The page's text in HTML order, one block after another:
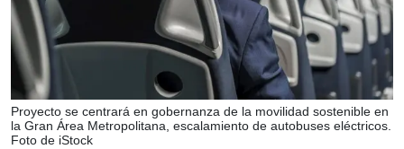
Proyecto se centrará en gobernanza de la movilidad sostenible en
la Gran Área Metropolitana, escalamiento de autobuses eléctricos.
Foto de iStock